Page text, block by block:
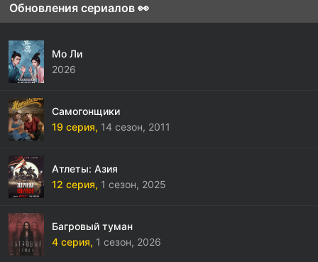
Обновления сериалов 👀
Мо Ли
2026
Самогонщики
19 серия, 14 сезон, 2011
Атлеты: Азия
12 серия, 1 сезон, 2025
Багровый туман
4 серия, 1 сезон, 2026